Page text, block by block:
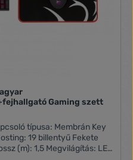
Gaming szett
19 billentyű Fekete